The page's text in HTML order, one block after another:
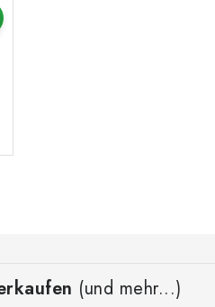
(und mehr...)